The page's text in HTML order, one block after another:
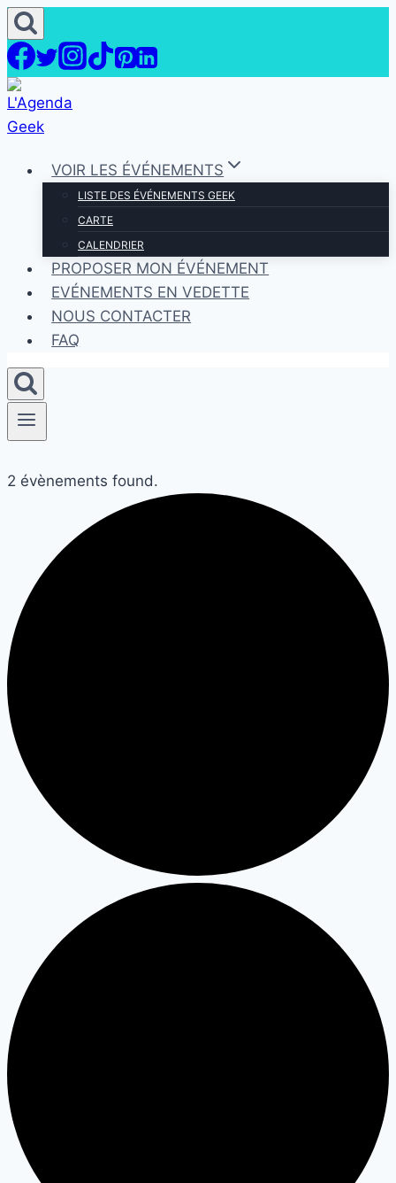
Aller
au
contenu
VOIR LES ÉVÉNEMENTS
LISTE DES ÉVÉNEMENTS GEEK
CARTE
CALENDRIER
PROPOSER MON ÉVÉNEMENT
EVÉNEMENTS EN VEDETTE
NOUS CONTACTER
FAQ
2 évènements found.